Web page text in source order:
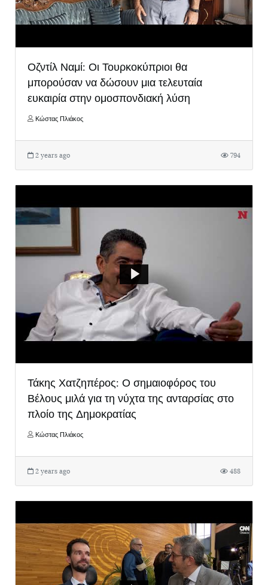
Οζντίλ Ναμί: Οι Τουρκοκύπριοι θα
μπορούσαν να δώσουν μια τελευταία
ευκαιρία στην ομοσπονδιακή λύση
Κώστας Πλιάκος
2 years ago 794
Τάκης Χατζηπέρος: Ο σημαιοφόρος του
Βέλους μιλά για τη νύχτα της ανταρσίας στο
πλοίο της Δημοκρατίας
Κώστας Πλιάκος
2 years ago 488